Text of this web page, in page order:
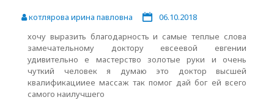
котлярова ирина павловна
06.10.2018
хочу выразить благодарность и самые теплые слова
замечательному доктору евсеевой евгении
удивительно е мастерство золотые руки и очень
чуткий человек я думаю это доктор высшей
квалификацииее массаж так помог дай бог ей всего
самого наилучшего